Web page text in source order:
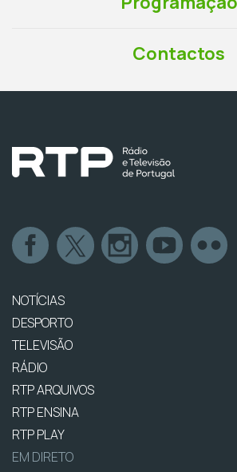
Contactos
NOTÍCIAS
DESPORTO
TELEVISÃO
RÁDIO
RTP ARQUIVOS
RTP ENSINA
RTP PLAY
EM DIRETO